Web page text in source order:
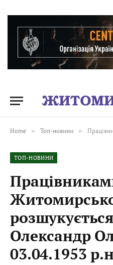
Home » Топ-новини » Працівниками
ТОП-НОВИНИ
Олександр
03.04.1953